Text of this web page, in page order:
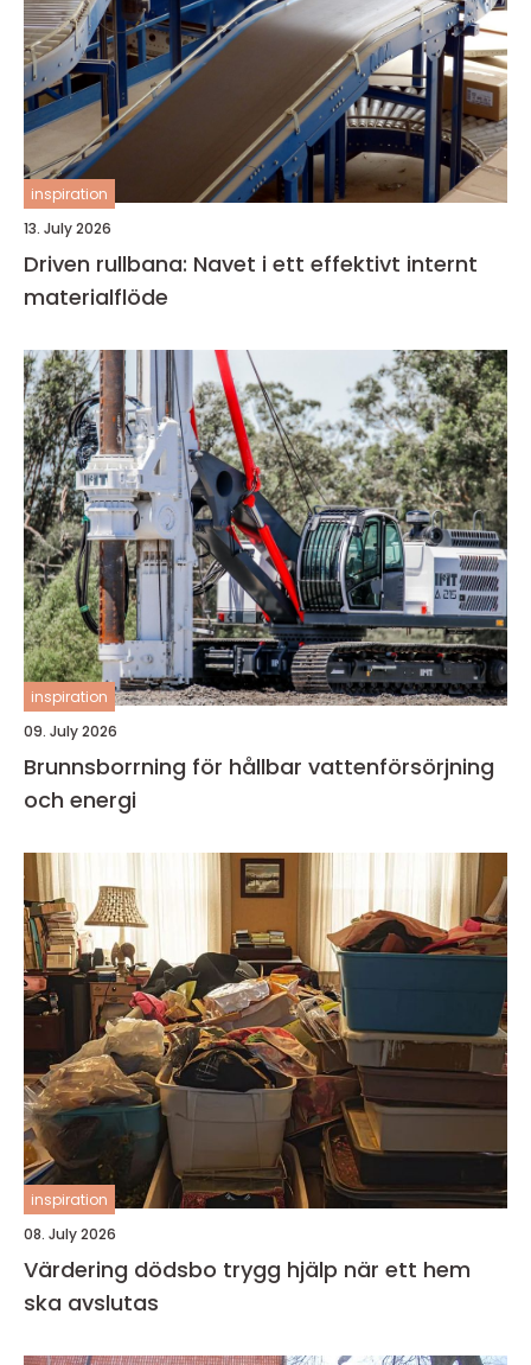
inspiration
13. July 2026
Driven rullbana: Navet i ett effektivt internt
materialflöde
inspiration
09. July 2026
Brunnsborrning för hållbar vattenförsörjning
och energi
inspiration
08. July 2026
Värdering dödsbo trygg hjälp när ett hem
ska avslutas